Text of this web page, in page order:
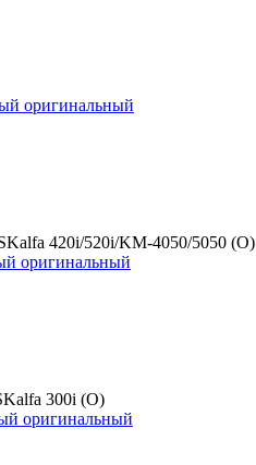
оригинальный
420i/520i/KM-4050/5050 (O)
оригинальный
300i (O)
оригинальный